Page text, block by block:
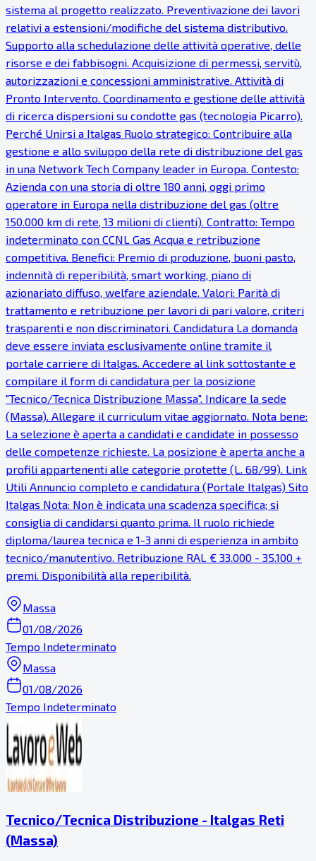
sistema al progetto realizzato. Preventivazione dei lavori
relativi a estensioni/modifiche del sistema distributivo.
Supporto alla schedulazione delle attività operative, delle
risorse e dei fabbisogni. Acquisizione di permessi, servitù,
autorizzazioni e concessioni amministrative. Attività di
Pronto Intervento. Coordinamento e gestione delle attività
di ricerca dispersioni su condotte gas (tecnologia Picarro).
Perché Unirsi a Italgas Ruolo strategico: Contribuire alla
gestione e allo sviluppo della rete di distribuzione del gas
in una Network Tech Company leader in Europa. Contesto:
Azienda con una storia di oltre 180 anni, oggi primo
operatore in Europa nella distribuzione del gas (oltre
150.000 km di rete, 13 milioni di clienti). Contratto: Tempo
indeterminato con CCNL Gas Acqua e retribuzione
competitiva. Benefici: Premio di produzione, buoni pasto,
indennità di reperibilità, smart working, piano di
azionariato diffuso, welfare aziendale. Valori: Parità di
trattamento e retribuzione per lavori di pari valore, criteri
trasparenti e non discriminatori. Candidatura La domanda
deve essere inviata esclusivamente online tramite il
portale carriere di Italgas. Accedere al link sottostante e
compilare il form di candidatura per la posizione
"Tecnico/Tecnica Distribuzione Massa". Indicare la sede
(Massa). Allegare il curriculum vitae aggiornato. Nota bene:
La selezione è aperta a candidati e candidate in possesso
delle competenze richieste. La posizione è aperta anche a
profili appartenenti alle categorie protette (L. 68/99). Link
Utili Annuncio completo e candidatura (Portale Italgas) Sito
Italgas Nota: Non è indicata una scadenza specifica; si
consiglia di candidarsi quanto prima. Il ruolo richiede
diploma/laurea tecnica e 1-3 anni di esperienza in ambito
tecnico/manutentivo. Retribuzione RAL € 33.000 - 35.100 +
premi. Disponibilità alla reperibilità.
Massa
01/08/2026
Tempo Indeterminato
Massa
01/08/2026
Tempo Indeterminato
Tecnico/Tecnica Distribuzione - Italgas Reti
(Massa)